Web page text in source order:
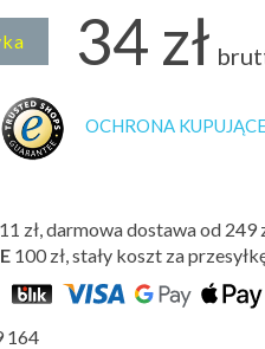
34 zł
OCHRONA
zł, darmowa dostawa od 249
100 zł,stały koszt za
164